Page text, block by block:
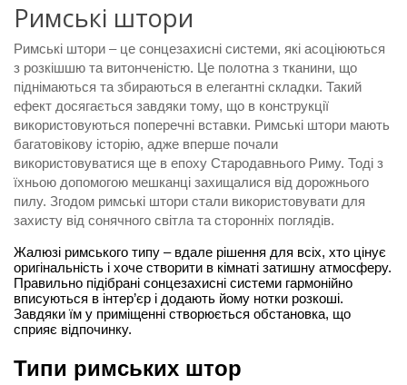
Римські штори
Римські штори – це сонцезахисні системи, які асоціюються
з розкішшю та витонченістю. Це полотна з тканини, що
піднімаються та збираються в елегантні складки. Такий
ефект досягається завдяки тому, що в конструкції
використовуються поперечні вставки. Римські штори мають
багатовікову історію, адже вперше почали
використовуватися ще в епоху Стародавнього Риму. Тоді з
їхньою допомогою мешканці захищалися від дорожнього
пилу. Згодом римські штори стали використовувати для
захисту від сонячного світла та сторонніх поглядів.
Жалюзі римського типу – вдале рішення для всіх, хто цінує
оригінальність і хоче створити в кімнаті затишну атмосферу.
Правильно підібрані сонцезахисні системи гармонійно
вписуються в інтер’єр і додають йому нотки розкоші.
Завдяки їм у приміщенні створюється обстановка, що
сприяє відпочинку.
Типи римських штор